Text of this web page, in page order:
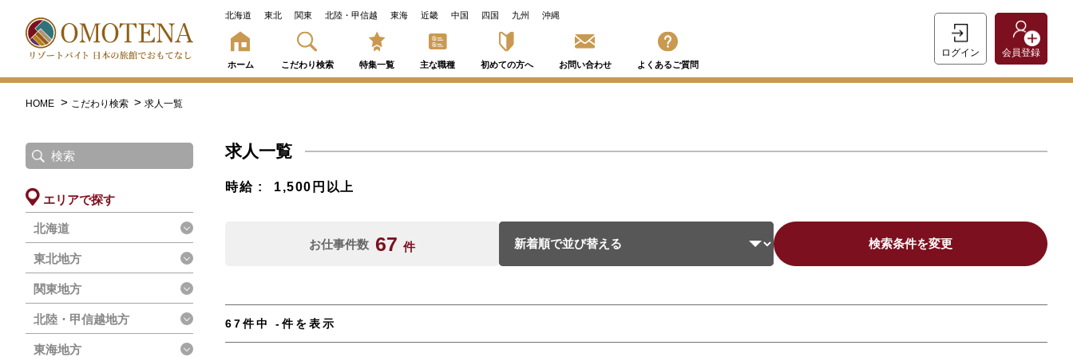
北海道 東北 関東 北陸・甲信越 東海 近畿 中国 四国 九州 沖縄
ホーム こだわり検索 特集一覧 主な職種 初めての方へ お問い合わせ よくあるご質問
ログイン 会員登録
HOME こだわり検索 求人一覧
エリアで探す
北海道
東北地方
関東地方
北陸・甲信越地方
東海地方
求人一覧
時給 1,500円以上
お仕事件数 67件 検索条件を変更
67件中 -件を表示